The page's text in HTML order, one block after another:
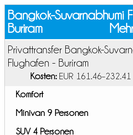
Bangkok-Suvarnabhumi
Buriram
Privattransfer Bangkok-
Flughafen - Buriram
Kosten:EUR 161.46–232.41
Komfort
Minivan 9 Personen
SUV 4 Personen